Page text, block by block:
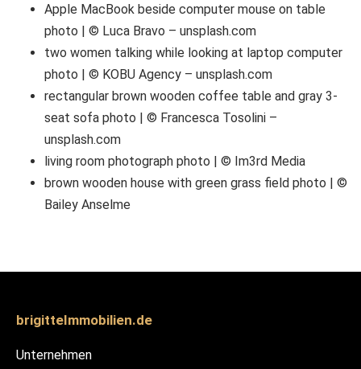
Apple MacBook beside computer mouse on table
photo | © Luca Bravo – unsplash.com
two women talking while looking at laptop computer
photo | © KOBU Agency – unsplash.com
rectangular brown wooden coffee table and gray 3-
seat sofa photo | © Francesca Tosolini –
unsplash.com
living room photograph photo | © Im3rd Media
brown wooden house with green grass field photo | ©
Bailey Anselme
brigitteImmobilien.de
Unternehmen